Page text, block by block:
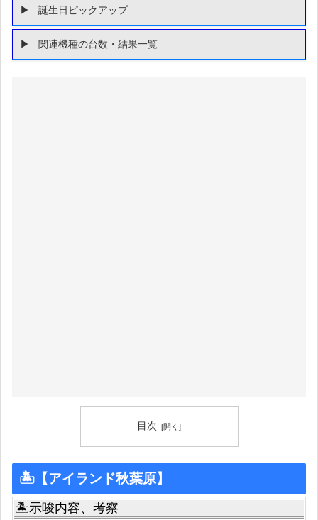
誕生日ピックアップ
関連機種の台数・結果一覧
目次
🏝【アイランド秋葉原】
🏝示唆内容、考察